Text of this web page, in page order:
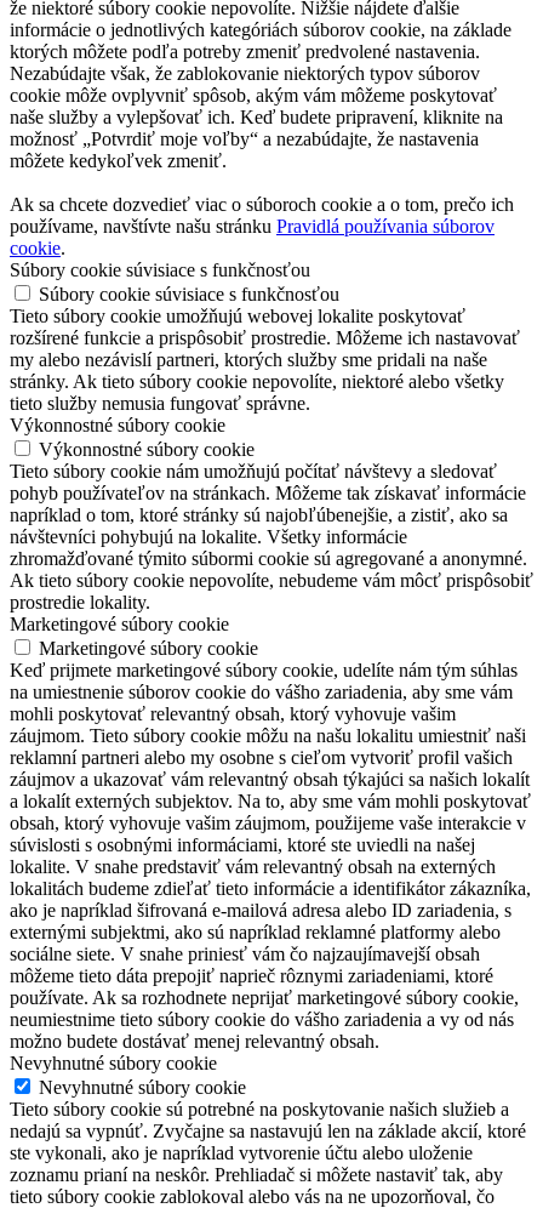
že niektoré súbory cookie nepovolíte. Nižšie nájdete ďalšie
informácie o jednotlivých kategóriách súborov cookie, na základe
ktorých môžete podľa potreby zmeniť predvolené nastavenia.
Nezabúdajte však, že zablokovanie niektorých typov súborov
cookie môže ovplyvniť spôsob, akým vám môžeme poskytovať
naše služby a vylepšovať ich. Keď budete pripravení, kliknite na
možnosť „Potvrdiť moje voľby“ a nezabúdajte, že nastavenia
môžete kedykoľvek zmeniť.
Ak sa chcete dozvedieť viac o súboroch cookie a o tom, prečo ich
používame, navštívte našu stránku Pravidlá používania súborov
cookie.
Súbory cookie súvisiace s funkčnosťou
Súbory cookie súvisiace s funkčnosťou
Tieto súbory cookie umožňujú webovej lokalite poskytovať
rozšírené funkcie a prispôsobiť prostredie. Môžeme ich nastavovať
my alebo nezávislí partneri, ktorých služby sme pridali na naše
stránky. Ak tieto súbory cookie nepovolíte, niektoré alebo všetky
tieto služby nemusia fungovať správne.
Výkonnostné súbory cookie
Výkonnostné súbory cookie
Tieto súbory cookie nám umožňujú počítať návštevy a sledovať
pohyb používateľov na stránkach. Môžeme tak získavať informácie
napríklad o tom, ktoré stránky sú najobľúbenejšie, a zistiť, ako sa
návštevníci pohybujú na lokalite. Všetky informácie
zhromažďované týmito súbormi cookie sú agregované a anonymné.
Ak tieto súbory cookie nepovolíte, nebudeme vám môcť prispôsobiť
prostredie lokality.
Marketingové súbory cookie
Marketingové súbory cookie
Keď prijmete marketingové súbory cookie, udelíte nám tým súhlas
na umiestnenie súborov cookie do vášho zariadenia, aby sme vám
mohli poskytovať relevantný obsah, ktorý vyhovuje vašim
záujmom. Tieto súbory cookie môžu na našu lokalitu umiestniť naši
reklamní partneri alebo my osobne s cieľom vytvoriť profil vašich
záujmov a ukazovať vám relevantný obsah týkajúci sa našich lokalít
a lokalít externých subjektov. Na to, aby sme vám mohli poskytovať
obsah, ktorý vyhovuje vašim záujmom, použijeme vaše interakcie v
súvislosti s osobnými informáciami, ktoré ste uviedli na našej
lokalite. V snahe predstaviť vám relevantný obsah na externých
lokalitách budeme zdieľať tieto informácie a identifikátor zákazníka,
ako je napríklad šifrovaná e-mailová adresa alebo ID zariadenia, s
externými subjektmi, ako sú napríklad reklamné platformy alebo
sociálne siete. V snahe priniesť vám čo najzaujímavejší obsah
môžeme tieto dáta prepojiť naprieč rôznymi zariadeniami, ktoré
používate. Ak sa rozhodnete neprijať marketingové súbory cookie,
neumiestnime tieto súbory cookie do vášho zariadenia a vy od nás
možno budete dostávať menej relevantný obsah.
Nevyhnutné súbory cookie
Nevyhnutné súbory cookie
Tieto súbory cookie sú potrebné na poskytovanie našich služieb a
nedajú sa vypnúť. Zvyčajne sa nastavujú len na základe akcií, ktoré
ste vykonali, ako je napríklad vytvorenie účtu alebo uloženie
zoznamu prianí na neskôr. Prehliadač si môžete nastaviť tak, aby
tieto súbory cookie zablokoval alebo vás na ne upozorňoval, čo